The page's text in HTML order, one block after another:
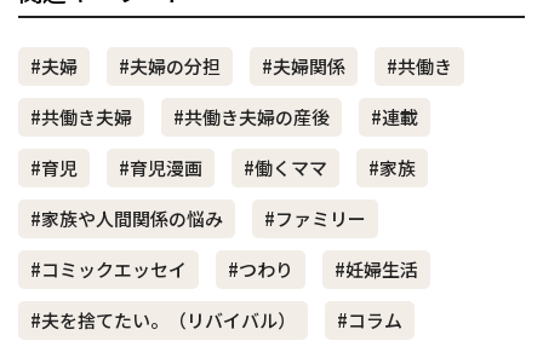
#夫婦 #夫婦の分担 #夫婦関係
#共働き
#共働き夫婦
#共働き夫婦の産後
#連載
#育児
#育児漫画 #働くママ
#家族
#家族や人間関係の悩み
#ファミリー
#コミックエッセイ
#つわり
#妊婦生活
#夫を捨てたい。（リバイバル）
#コラム